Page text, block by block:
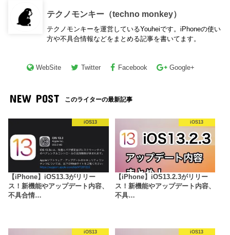
テクノモンキー（techno monkey）
テクノモンキーを運営しているYouheiです。iPhoneの使い
方や不具合情報などをまとめる記事を書いてます。
WebSite Twitter Facebook Google+
NEW POST このライターの最新記事
iOS13
【iPhone】iOS13.3がリリー
ス！新機能やアップデート内容、
不具合情…
iOS13
【iPhone】iOS13.2.3がリリー
ス！新機能やアップデート内容、
不具…
iOS13 iOS13